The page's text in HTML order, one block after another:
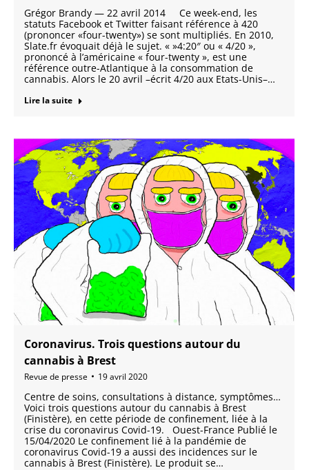
Grégor Brandy — 22 avril 2014 Ce week-end, les
statuts Facebook et Twitter faisant référence à 420
(prononcer «four-twenty») se sont multipliés. En 2010,
Slate.fr évoquait déjà le sujet. « »4:20″ ou « 4/20 »,
prononcé à l’américaine « four-twenty », est une
référence outre-Atlantique à la consommation de
cannabis. Alors le 20 avril –écrit 4/20 aux Etats-Unis–…
Lire la suite
Coronavirus. Trois questions autour du
cannabis à Brest
Revue de presse 19 avril 2020
Centre de soins, consultations à distance, symptômes…
Voici trois questions autour du cannabis à Brest
(Finistère), en cette période de confinement, liée à la
crise du coronavirus Covid-19. Ouest-France Publié le
15/04/2020 Le confinement lié à la pandémie de
coronavirus Covid-19 a aussi des incidences sur le
cannabis à Brest (Finistère). Le produit se…